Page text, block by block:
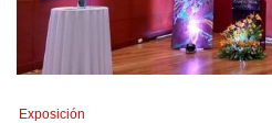
Exposición